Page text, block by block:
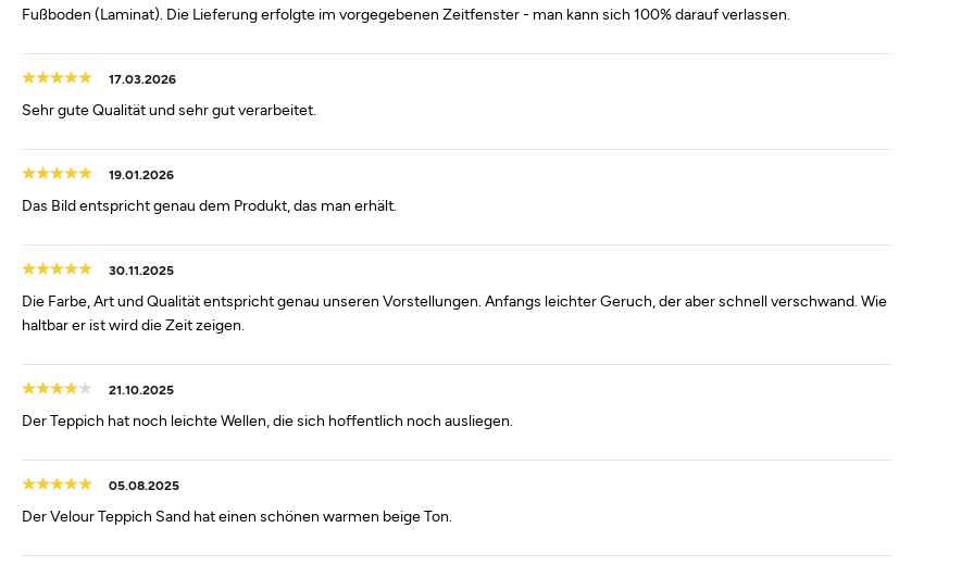
Fußboden (Laminat). Die Lieferung erfolgte im vorgegebenen Zeitfenster - man kann sich 100% darauf verlassen.
17.03.2026
Sehr gute Qualität und sehr gut verarbeitet.
19.01.2026
Das Bild entspricht genau dem Produkt, das man erhält.
30.11.2025
Die Farbe, Art und Qualität entspricht genau unseren Vorstellungen. Anfangs leichter Geruch, der aber schnell verschwand. Wie
haltbar er ist wird die Zeit zeigen.
21.10.2025
Der Teppich hat noch leichte Wellen, die sich hoffentlich noch ausliegen.
05.08.2025
Der Velour Teppich Sand hat einen schönen warmen beige Ton.